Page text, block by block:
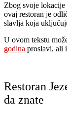
Zbog svoje lokacije
ovaj restoran je
slavlja koja
U ovom tekstu
godina proslavi, ali
Restoran
da znate